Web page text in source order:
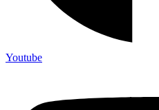
Youtube